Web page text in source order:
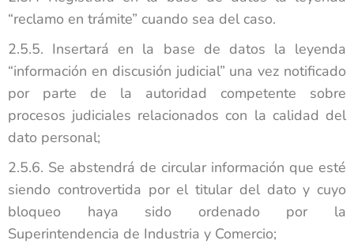
“reclamo en trámite” cuando sea del caso.
2.5.5. Insertará en la base de datos la leyenda
“información en discusión judicial” una vez notificado
por parte de la autoridad competente sobre
procesos judiciales relacionados con la calidad del
dato personal;
2.5.6. Se abstendrá de circular información que esté
siendo controvertida por el titular del dato y cuyo
bloqueo haya sido ordenado por la
Superintendencia de Industria y Comercio;